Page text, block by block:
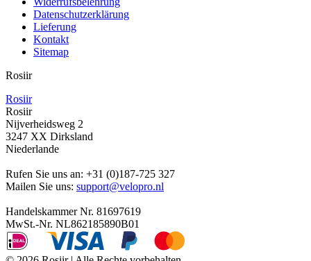
Datenschutzerklärung
Lieferung
Kontakt
Sitemap
Rosiir
Rosiir
Rosiir
Nijverheidsweg 2
3247 XX Dirksland
Niederlande
Rufen Sie uns an: +31 (0)187-725 327
Mailen Sie uns: support@velopro.nl
Handelskammer Nr. 81697619
MwSt.-Nr. NL862185890B01